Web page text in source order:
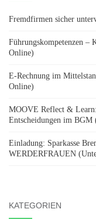
Fremdfirmen sicher
Führungskompetenzen –
Online)
E-Rechnung im
Online)
MOOVE Reflect &
Entscheidungen im BGM
Einladung: Sparkasse
WERDERFRAUEN
KATEGORIEN